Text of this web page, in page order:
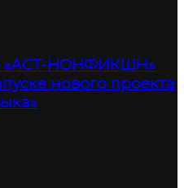
«АСТ-НОНФИКШН»
нового проекта